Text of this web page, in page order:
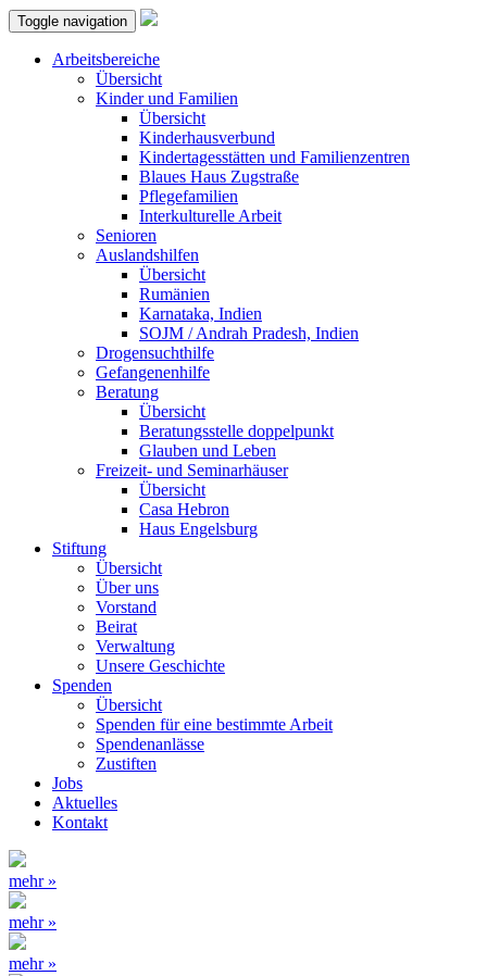
Toggle navigation
Arbeitsbereiche
Übersicht
Kinder und Familien
Übersicht
Kinderhausverbund
Kindertagesstätten und Familienzentren
Blaues Haus Zugstraße
Pflegefamilien
Interkulturelle Arbeit
Senioren
Auslandshilfen
Übersicht
Rumänien
Karnataka, Indien
SOJM / Andrah Pradesh, Indien
Drogensuchthilfe
Gefangenenhilfe
Beratung
Übersicht
Beratungsstelle doppelpunkt
Glauben und Leben
Freizeit- und Seminarhäuser
Übersicht
Casa Hebron
Haus Engelsburg
Stiftung
Übersicht
Über uns
Vorstand
Beirat
Verwaltung
Unsere Geschichte
Spenden
Übersicht
Spenden für eine bestimmte Arbeit
Spendenanlässe
Zustiften
Jobs
Aktuelles
Kontakt
mehr »
mehr »
mehr »